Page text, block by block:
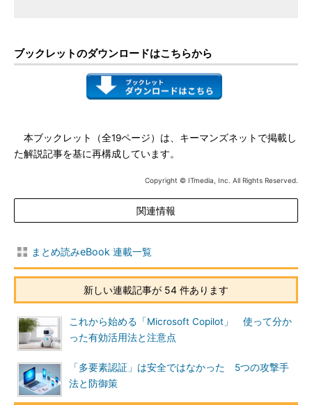
ブックレットのダウンロードはこちらから
本ブックレット（全19ページ）は、キーマンズネットで掲載し
た解説記事を基に再構成しています。
Copyright © ITmedia, Inc. All Rights Reserved.
関連情報
まとめ読みeBook 連載一覧
新しい連載記事が 54 件あります
これから始める「Microsoft Copilot」 使って分か
った有効活用法と注意点
「多要素認証」は安全ではなかった 5つの攻撃手
法と防御策